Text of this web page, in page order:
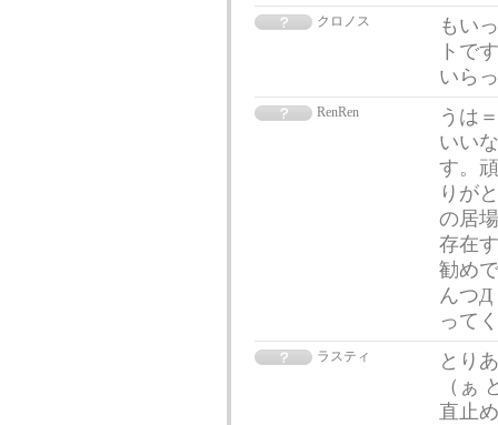
クロノス
もい
トで
いら
RenRen
うは
いい
す。
りが
の居
存在
勧め
んつД
って
ラスティ
とり
（ぁ
直止